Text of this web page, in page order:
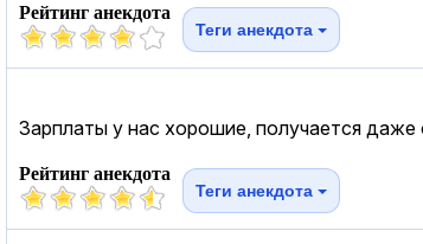
Рейтинг анекдота
Теги анекдота
Зарплаты у нас хорошие, получается
Рейтинг анекдота
Теги анекдота